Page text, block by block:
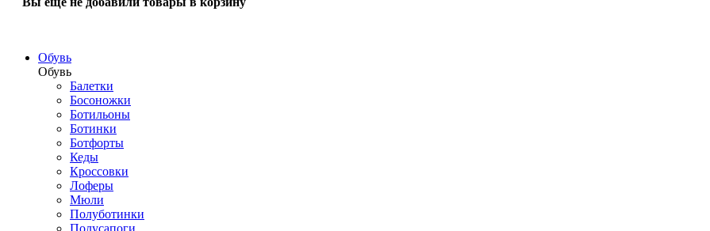
Обувь
Обувь
Балетки
Босоножки
Ботильоны
Ботинки
Ботфорты
Кеды
Кроссовки
Лоферы
Мюли
Полуботинки
Полусапоги